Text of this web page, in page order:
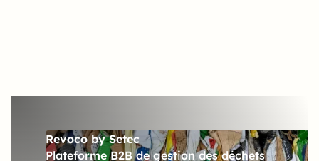
Revoco by Setec
Plateforme B2B de gestion des déchets